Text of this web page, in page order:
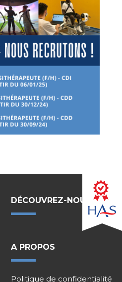
DÉCOUVREZ-NOUS !
A PROPOS
Politique de confidentialité